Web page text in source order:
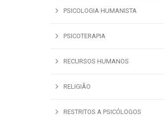
PSICOLOGIA HUMANISTA
PSICOTERAPIA
RECURSOS HUMANOS
RELIGIÃO
RESTRITOS A PSICÓLOGOS